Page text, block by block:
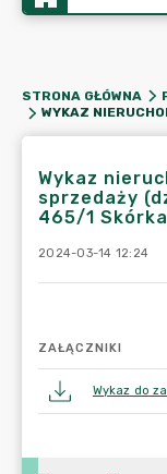
STRONA GŁÓWNA
Wykaz
sprzedaży
465/1
2024-03-14 12:24
ZAŁĄCZNIKI
Wykaz do